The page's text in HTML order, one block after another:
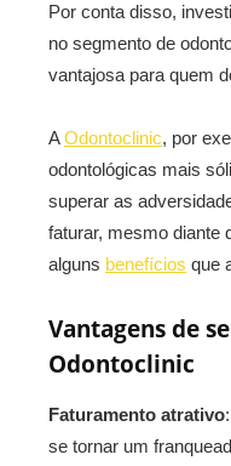
Por conta disso,
no segmento de
vantajosa para quem
AOdontoclinic, por
odontológicas mais
superar as
faturar, mesmo diante
alguns benefícios que
Vantagens de
Odontoclinic
Faturamento atrativo
se tornar um